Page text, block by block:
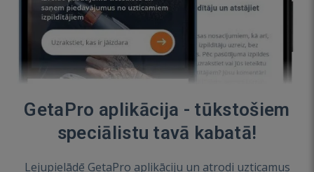
GetaPro aplikācija - tūkstošiem
speciālistu tavā kabatā!
Lejupielādē GetaPro aplikāciju un atrodi uzticamus